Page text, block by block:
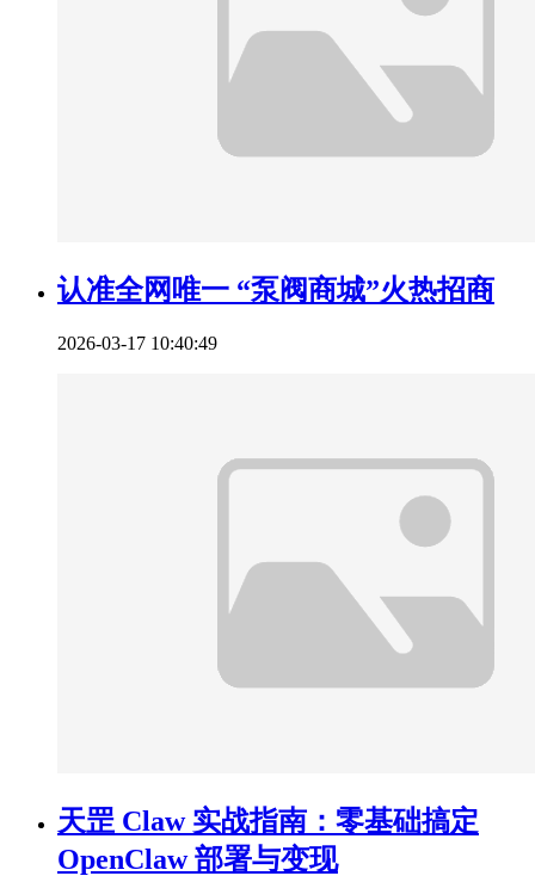
认准全网唯一 “泵阀商城”火热招商
2026-03-17 10:40:49
天罡 Claw 实战指南：零基础搞定
OpenClaw 部署与变现